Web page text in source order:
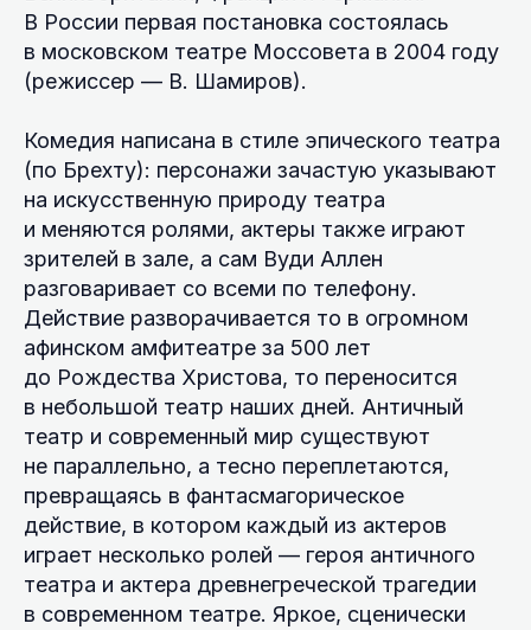
В России первая постановка состоялась
в московском театре Моссовета в 2004 году
(режиссер — В. Шамиров).
Комедия написана в стиле эпического театра
(по Брехту): персонажи зачастую указывают
на искусственную природу театра
и меняются ролями, актеры также играют
зрителей в зале, а сам Вуди Аллен
разговаривает со всеми по телефону.
Действие разворачивается то в огромном
афинском амфитеатре за 500 лет
до Рождества Христова, то переносится
в небольшой театр наших дней. Античный
театр и современный мир существуют
не параллельно, а тесно переплетаются,
превращаясь в фантасмагорическое
действие, в котором каждый из актеров
играет несколько ролей — героя античного
театра и актера древнегреческой трагедии
в современном театре. Яркое, сценически